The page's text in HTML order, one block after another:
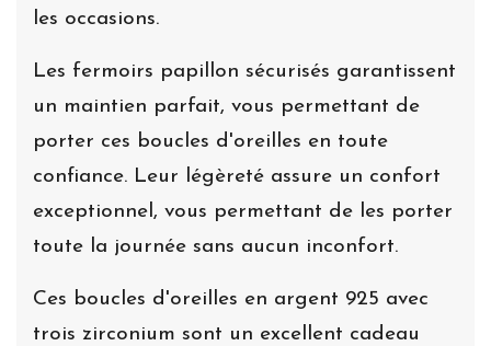
les occasions.
Les fermoirs papillon sécurisés garantissent
un maintien parfait, vous permettant de
porter ces boucles d'oreilles en toute
confiance. Leur légèreté assure un confort
exceptionnel, vous permettant de les porter
toute la journée sans aucun inconfort.
Ces boucles d'oreilles en argent 925 avec
trois zirconium sont un excellent cadeau